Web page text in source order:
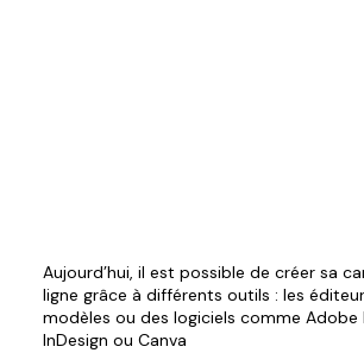
Aujourd’hui, il est possible de créer sa
ligne grâce à différents outils : les
modèles ou des logiciels comme Adobe
InDesign ou Canva